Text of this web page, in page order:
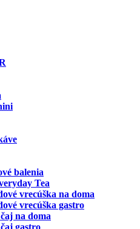
balenia
Tea
vrecúška na doma
vrecúška gastro
na doma